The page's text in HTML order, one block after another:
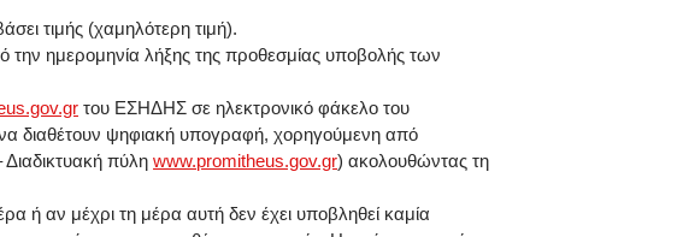
τιμής (χαμηλότερη τιμή).
ημερομηνία λήξης της προθεσμίας υποβολής των
του ΕΣΗΔΗΣ σε ηλεκτρονικό φάκελο του
να διαθέτουν ψηφιακή υπογραφή, χορηγούμενη από
πύλη www.promitheus.gov.gr) ακολουθώντας τη
ή αν μέχρι τη μέρα αυτή δεν έχει υποβληθεί καμία